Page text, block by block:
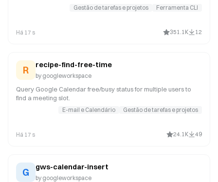
Gestão de tarefas e projetos Ferramenta CLI
Há 17 s 351.1K 12
R recipe-find-free-time
by googleworkspace
Query Google Calendar free/busy status for multiple users to
find a meeting slot.
E-mail e Calendário Gestão de tarefas e projetos
Há 17 s 24.1K 49
G gws-calendar-insert
by googleworkspace